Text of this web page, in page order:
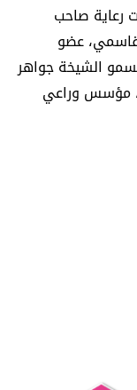
المشروع في عام 2011 تحت رعاية صاحب
عضو
الشيخة جواهر
مؤسس وراعي